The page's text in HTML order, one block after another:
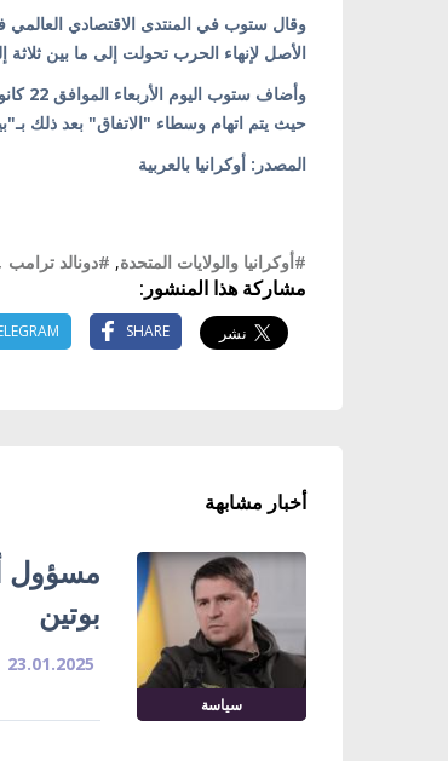
الأصل لإنهاء الحرب تحولت إلى ما بين
حيث يتم اتهام وسطاء "الاتفاق" بعد ذلك
المصدر: أوكرانيا بالعربية
#أوكرانيا والولايات المتحدة, #دونالد ترامب ,
مشاركة هذا المنشور:
SHARE
أخبار مشابهة
سياسة
مسؤول
بوتين
23.01.2025